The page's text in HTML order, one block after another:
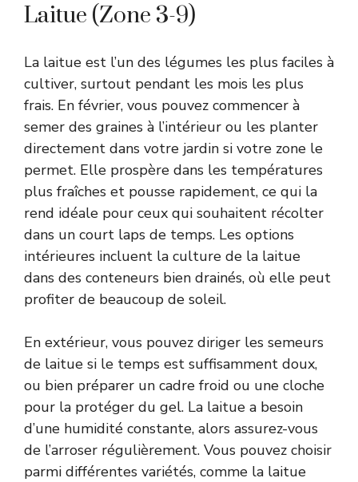
Laitue (Zone 3-9)
La laitue est l’un des légumes les plus faciles à
cultiver, surtout pendant les mois les plus
frais. En février, vous pouvez commencer à
semer des graines à l’intérieur ou les planter
directement dans votre jardin si votre zone le
permet. Elle prospère dans les températures
plus fraîches et pousse rapidement, ce qui la
rend idéale pour ceux qui souhaitent récolter
dans un court laps de temps. Les options
intérieures incluent la culture de la laitue
dans des conteneurs bien drainés, où elle peut
profiter de beaucoup de soleil.
En extérieur, vous pouvez diriger les semeurs
de laitue si le temps est suffisamment doux,
ou bien préparer un cadre froid ou une cloche
pour la protéger du gel. La laitue a besoin
d’une humidité constante, alors assurez-vous
de l’arroser régulièrement. Vous pouvez choisir
parmi différentes variétés, comme la laitue